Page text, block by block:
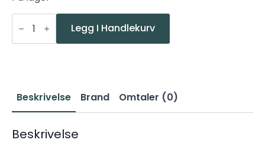
Unison
Lysslynge
m
Legg I Handlekurv
Beskrivelse Brand Omtaler (0)
Beskrivelse